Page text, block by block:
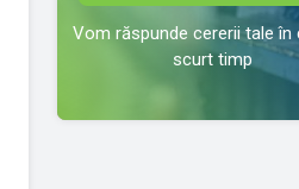
Vom răspunde cererii tale în
scurt timp